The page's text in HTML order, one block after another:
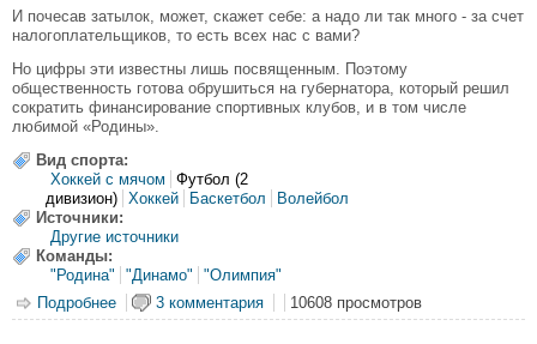
И почесав затылок, может, скажет себе: а надо ли так много - за счет
налогоплательщиков, то есть всех нас с вами?
Но цифры эти известны лишь посвященным. Поэтому
общественность готова обрушиться на губернатора, который решил
сократить финансирование спортивных клубов, и в том числе
любимой «Родины».
Вид спорта:
Хоккей с мячом
Футбол (2
дивизион)
Хоккей Баскетбол
Волейбол
Источники:
Другие источники
Команды:
"Родина"
"Динамо"
"Олимпия"
Подробнее о Никита Белых о спортивных клубах: "Жахнуть один
раз, что бы все перевернулось…"
3 комментария 10608 просмотров